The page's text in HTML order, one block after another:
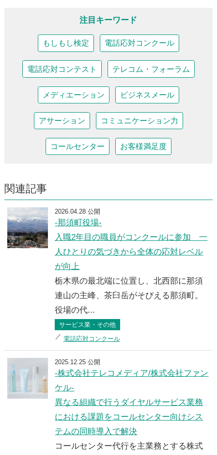
注目キーワード
もしもし検定 電話応対コンクール
電話応対コンテスト テレコム・フォーラム
メディエーション ビジネスメール
アサーション コミュニケーション力
コールセンター お客様満足度
関連記事
2026.04.28 公開
-那須町役場-
入職2年目の職員がコンクールに参加 一
人ひとりの気づきから全体の応対レベル
が向上
栃木県の最北端に位置し、北西部に那須
連山の主峰、茶臼岳がそびえる那須町。
役場の代...
サービス業・その他
電話応対コンクール
2025.12.25 公開
-株式会社テレコメディア/株式会社ファン
ケル-
異なる組織で行うダイヤルサービス業務
における課題をコールセンター向けシス
テムの同時導入で解決
コールセンター代行を主業務とする株式